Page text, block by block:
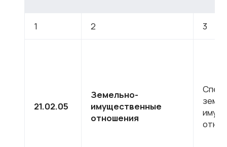
1 2 3
21.02.05
Земельно-
имущественные
отношения